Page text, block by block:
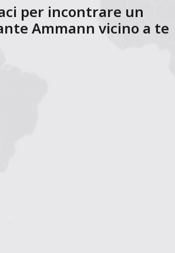
per incontrare un
Ammann vicino a te